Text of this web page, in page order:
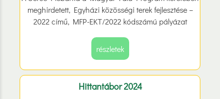
meghirdetett, Egyházi közösségi terek fejlesztése –
2022 című, MFP-EKT/2022 kódszámú pályázat
részletek
Hittantábor 2024